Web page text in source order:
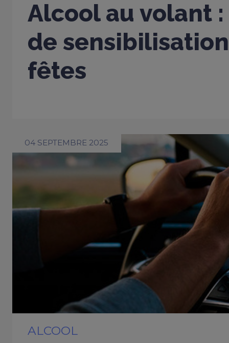
Alcool au volant
de
fêtes
04 SEPTEMBRE 2025
ALCOOL